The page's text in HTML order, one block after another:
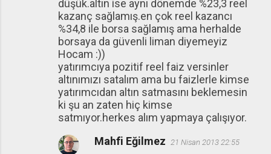
düşük.altın ise aynı dönemde %23,3 reel
kazanç sağlamış.en çok reel kazancı
%34,8 ile borsa sağlamış ama herhalde
borsaya da güvenli liman diyemeyiz
Hocam :))
yatırımcıya pozitif reel faiz versinler
altınımızı satalım ama bu faizlerle kimse
yatırımcıdan altın satmasını beklemesin
ki şu an zaten hiç kimse
satmıyor.herkes alım yapmaya çalışıyor.
Mahfi Eğilmez 21 Nisan 2013 22:55